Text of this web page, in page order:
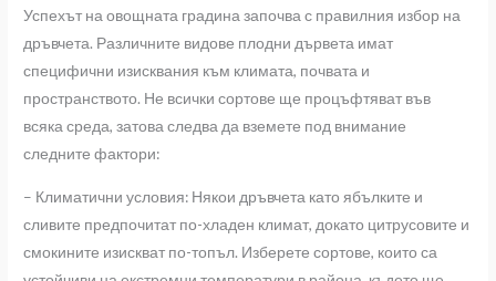
Успехът на овощната градина започва с правилния избор на
дръвчета. Различните видове плодни дървета имат
специфични изисквания към климата, почвата и
пространството. Не всички сортове ще процъфтяват във
всяка среда, затова следва да вземете под внимание
следните фактори:
– Климатични условия: Някои дръвчета като ябълките и
сливите предпочитат по-хладен климат, докато цитрусовите и
смокините изискват по-топъл. Изберете сортове, които са